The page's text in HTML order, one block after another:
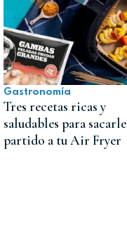
Gastronomía
Tres recetas ricas y
saludables para sacarle
partido a tu Air Fryer